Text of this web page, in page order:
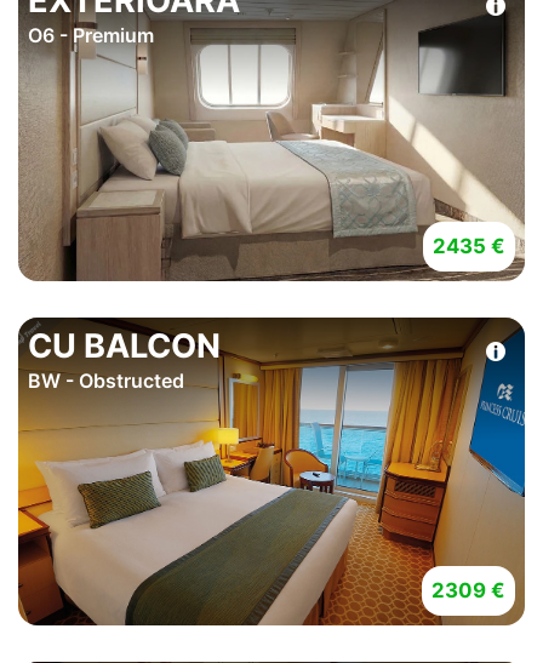
O6 - Premium
2435 €
CU BALCON
BW - Obstructed
2309 €